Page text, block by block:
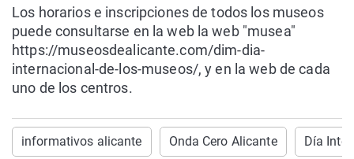
Los horarios e inscripciones de todos los museos
puede consultarse en la web la web "musea"
https://museosdealicante.com/dim-dia-
internacional-de-los-museos/, y en la web de cada
uno de los centros.
informativos alicante Onda Cero Alicante Día